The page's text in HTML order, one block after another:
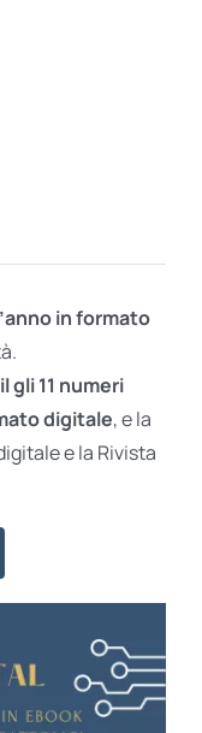
in formato
gli 11 numeri
digitale, e la
e la Rivista